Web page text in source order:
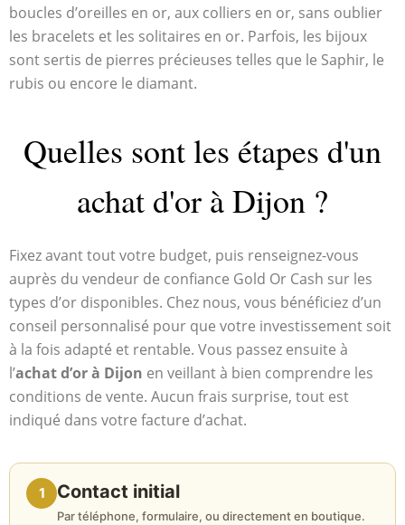
boucles d’oreilles en or, aux colliers en or, sans oublier
les bracelets et les solitaires en or. Parfois, les bijoux
sont sertis de pierres précieuses telles que le Saphir, le
rubis ou encore le diamant.
Quelles sont les étapes d'un
achat d'or à Dijon ?
Fixez avant tout votre budget, puis renseignez-vous
auprès du vendeur de confiance Gold Or Cash sur les
types d’or disponibles. Chez nous, vous bénéficiez d’un
conseil personnalisé pour que votre investissement soit
à la fois adapté et rentable. Vous passez ensuite à
l’achat d’or à Dijon en veillant à bien comprendre les
conditions de vente. Aucun frais surprise, tout est
indiqué dans votre facture d’achat.
1 Contact initial
Par téléphone, formulaire, ou directement en boutique.